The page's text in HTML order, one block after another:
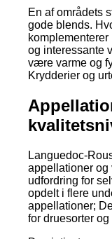
En af områdets
gode blends.
og interessante
være varme og
Krydderier og
Languedoc-
appellationer
udfordring for
opdelt i flere
appellationer;
for druesorter